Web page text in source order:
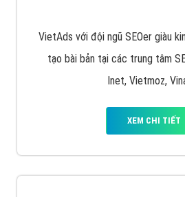
VietAds với đội ngũ SEOer giàu
tạo bài bản tại các trung tâm
Inet, Vietmoz,
XEM CHI TIẾT